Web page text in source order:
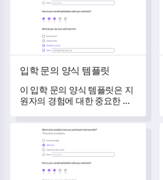
입학 문의 양식 템플릿
이 입학 문의 양식 템플릿은 지
원자의 경험에 대한 중요한 데
을 파악하는 데 도움을 줍니다.
강좌 등록 문의 템플릿